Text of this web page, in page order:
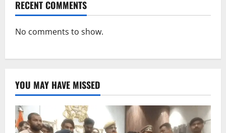
RECENT COMMENTS
No comments to show.
YOU MAY HAVE MISSED